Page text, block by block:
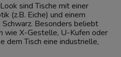
sind Tische mit einer
(z.B. Eiche) und einem
Besonders beliebt
wie X-Gestelle, U-Kufen oder
dem Tisch eine industrielle,